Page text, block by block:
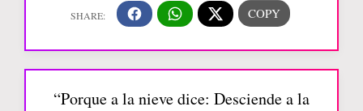
“Porque a la nieve dice: Desciende a la